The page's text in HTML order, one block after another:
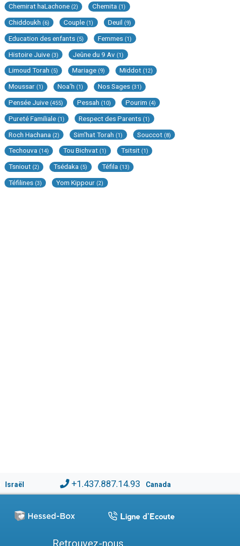
Chemirat haLachone (2) Chemita (1)
Chiddoukh (6) Couple (1) Deuil (9)
Education des enfants (5) Femmes (1)
Histoire Juive (3) Jeûne du 9 Av (1)
Limoud Torah (5) Mariage (9) Middot (12)
Moussar (1) Noa'h (1) Nos Sages (31)
Pensée Juive (455) Pessah (10) Pourim (4)
Pureté Familiale (1) Respect des Parents (1)
Roch Hachana (2) Sim'hat Torah (1) Souccot (8)
Techouva (14) Tou Bichvat (1) Tsitsit (1)
Tsniout (2) Tsédaka (5) Téfila (13)
Téfilines (3) Yom Kippour (2)
Israël +1.437.887.14.93 Canada